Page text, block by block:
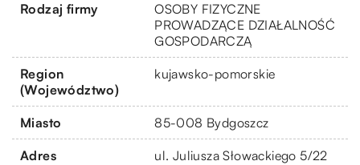
Rodzaj firmy
OSOBY FIZYCZNE
PROWADZĄCE DZIAŁALNOŚĆ
GOSPODARCZĄ
Region
(Województwo)
kujawsko-pomorskie
Miasto 85-008 Bydgoszcz
Adres ul. Juliusza Słowackiego 5/22